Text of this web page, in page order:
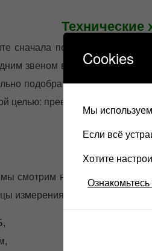
Технические
сначала посмотрим на
звеном в цепочке Hi-Fi и
подобрать в любой стерео
целью: превращать
смотрим на характеристики
измерения:
Cookies
Мы
Если всё
Хотите